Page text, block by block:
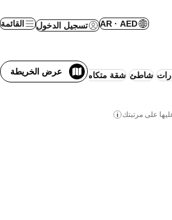
AR · AED تسجيل الدخول القائمة
شاطئ شقة متكاملة الخدماتعرض الخريطة
على مرتبتك